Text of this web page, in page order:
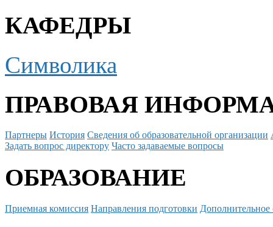
КАФЕДРЫ
Символика
ПРАВОВАЯ
Партнеры История Сведения об образовательной организации
Задать вопрос директору Часто задаваемые вопросы
ОБРАЗОВАНИЕ
Приемная комиссия Направления подготовки Дополнительное